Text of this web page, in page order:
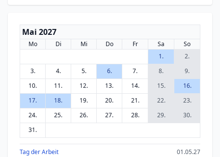
Mai 2027
Mo Di Mi Do Fr Sa
So
1.
2.
3.
4. 5. 6. 7. 8.
9.
10.
11. 12. 13. 14. 15.
16.
17.
18. 19. 20. 21. 22.
23.
24.
25. 26. 27. 28. 29.
30.
31.
Tag der Arbeit
01.05.27